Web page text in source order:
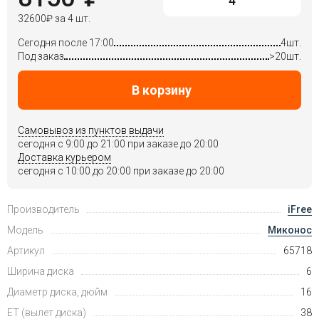
32600₽за 4 шт.
Сегодня после 17:00
4шт.
Под заказ
>20шт.
В корзину
Самовывоз из пунктов выдачи
сегодня c 9:00 до 21:00 при заказе до 20:00
Доставка курьером
сегодня c 10:00 до 20:00 при заказе до 20:00
Производитель
iFree
Модель
Миконос
Артикул
65718
Ширина диска
6
Диаметр диска, дюйм
16
ET (вылет диска)
38